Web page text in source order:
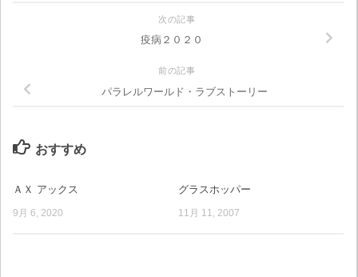
次の記事
疫病２０２０
前の記事
パラレルワールド・ラブストーリー
おすすめ
ＡＸ アックス
9月 6, 2020
グラスホッパー
11月 11, 2007